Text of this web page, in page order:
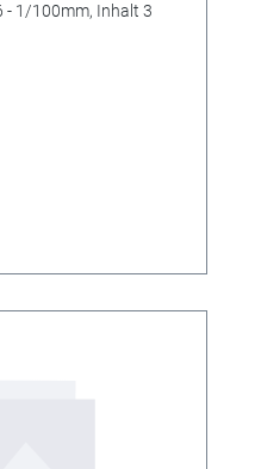
- 1/100mm, Inhalt 3